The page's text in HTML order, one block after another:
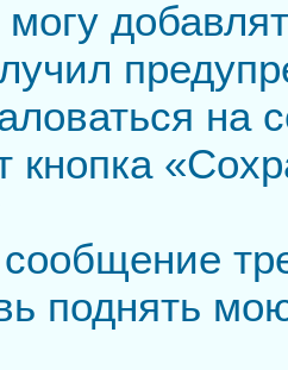
на
кнопка
поднять